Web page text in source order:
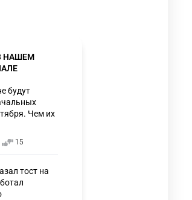
НАШЕМ
будут
Чем их
15
тост на